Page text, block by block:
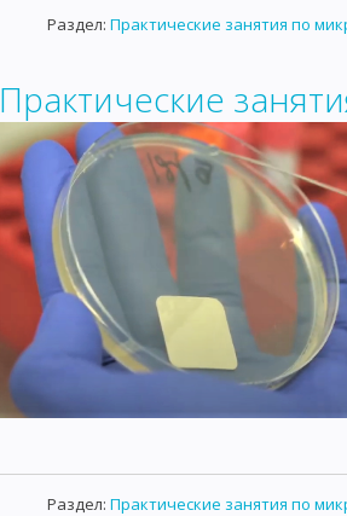
Раздел: Практические занятия по
Практические
Раздел: Практические занятия по